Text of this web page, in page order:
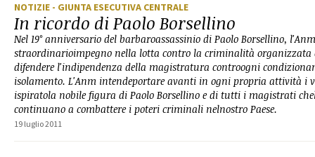
NOTIZIE - GIUNTA ESECUTIVA CENTRALE
In ricordo di Paolo Borsellino
Nel 19° anniversario del barbaroassassinio di Paolo Borsellino,
straordinarioimpegno nella lotta contro la criminalità organizzata
difendere l'indipendenza della magistratura controogni
isolamento. L'Anm intendeportare avanti in ogni propria attività i
ispiratola nobile figura di Paolo Borsellino e di tutti i magistrati
continuano a combattere i poteri criminali nelnostro Paese.
19 luglio 2011